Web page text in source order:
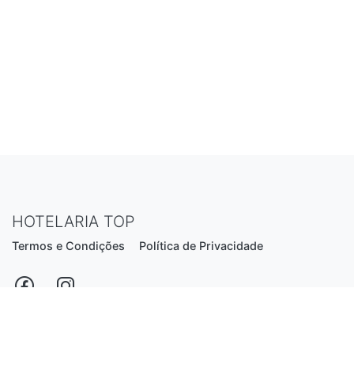
HOTELARIA TOP
Termos e Condições Política de Privacidade